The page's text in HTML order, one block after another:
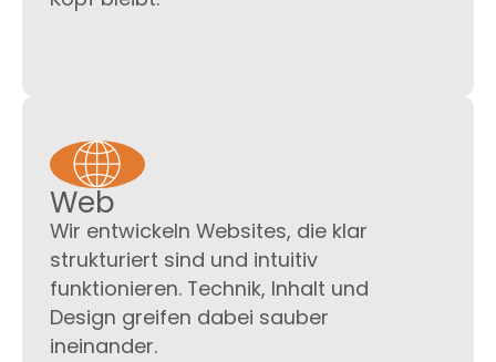
Web
Wir entwickeln Websites, die klar
strukturiert sind und intuitiv
funktionieren. Technik, Inhalt und
Design greifen dabei sauber
ineinander.